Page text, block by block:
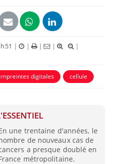
| | | |
|
digitales cellule
une trentaine d'années, le
de nouveaux cas de
a presque doublé en
métropolitaine.